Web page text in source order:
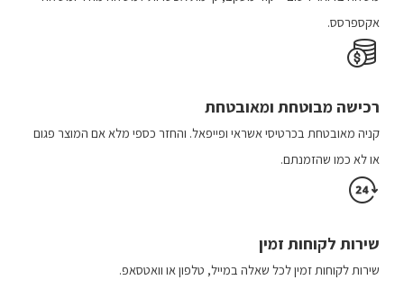
אקספרסס.
רכישה​ מבוטחת ​ומאובטחת
קניה מאובטחת בכרטיסי אשראי ופייפאל. והחזר כספי מלא אם המוצר פגום
או לא כמו שהזמנתם.
שירות לקוחות זמין
שירות לקוחות זמין לכל שאלה במייל, טלפון או וואטסאפ.